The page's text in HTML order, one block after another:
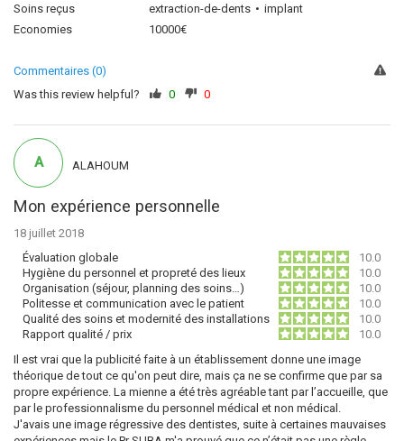
Soins reçus
extraction-de-dents
implant
Economies
10000€
Commentaires (0)
Was this review helpful?
0 0
Mon expérience personnelle
18 juillet 2018
Évaluation globale
10.0
Hygiène du personnel et propreté des lieux
10.0
Organisation (séjour, planning des soins…)
10.0
Politesse et communication avec le patient
10.0
Qualité des soins et modernité des installations
10.0
Rapport qualité / prix
10.0
Il est vrai que la publicité faite à un établissement donne une image
théorique de tout ce qu'on peut dire, mais ça ne se confirme que par sa
propre expérience. La mienne a été très agréable tant par l’accueille, que
par le professionnalisme du personnel médical et non médical.
J'avais une image régressive des dentistes, suite à certaines mauvaises
A ALAHOUM